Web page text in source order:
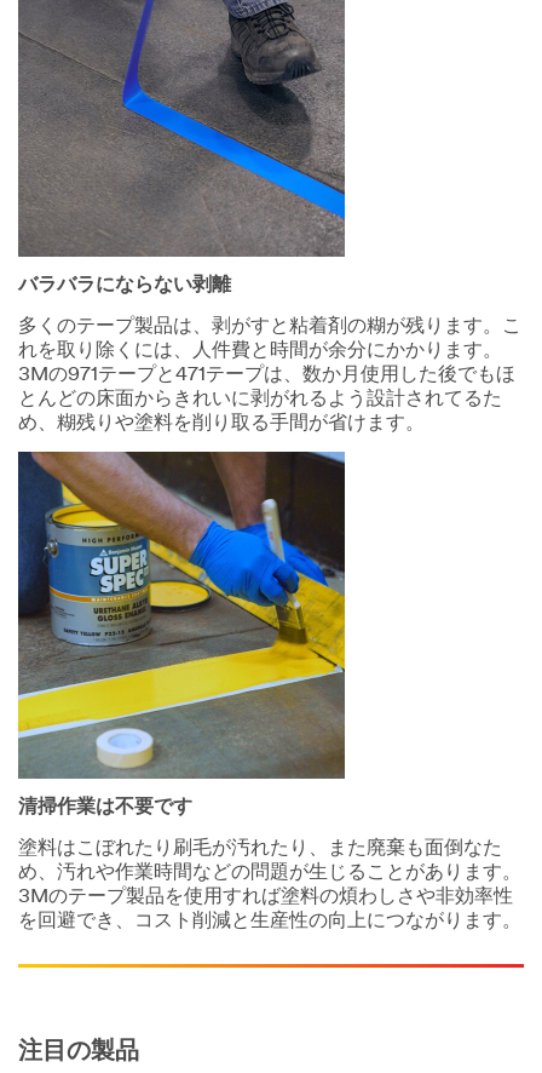
バラバラにならない剥離
多くのテープ製品は、剥がすと粘着剤の糊が残ります。こ
れを取り除くには、人件費と時間が余分にかかります。
3Mの971テープと471テープは、数か月使用した後でもほ
とんどの床面からきれいに剥がれるよう設計されてるた
め、糊残りや塗料を削り取る手間が省けます。
清掃作業は不要です
塗料はこぼれたり刷毛が汚れたり、また廃棄も面倒なた
め、汚れや作業時間などの問題が生じることがあります。
3Mのテープ製品を使用すれば塗料の煩わしさや非効率性
を回避でき、コスト削減と生産性の向上につながります。
注目の製品